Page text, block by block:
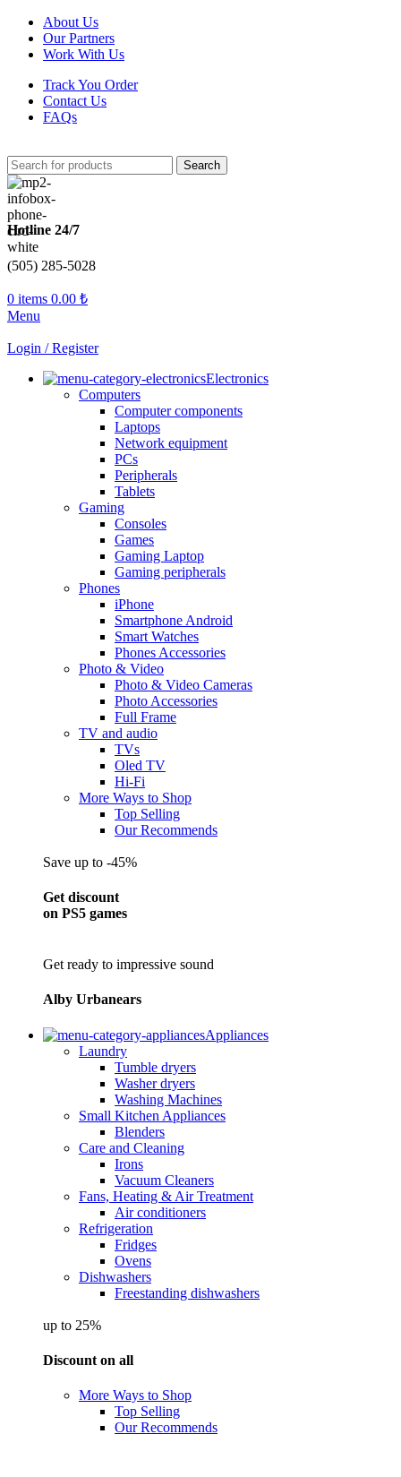
About Us
Our Partners
Work With Us
Track You Order
Contact Us
FAQs
Search
Hotline 24/7
(505) 285-5028
0 items 0.00 ₺
Menu
Login / Register
Electronics
Computers
Computer components
Laptops
Network equipment
PCs
Peripherals
Tablets
Gaming
Consoles
Games
Gaming Laptop
Gaming peripherals
Phones
iPhone
Smartphone Android
Smart Watches
Phones Accessories
Photo & Video
Photo & Video Cameras
Photo Accessories
Full Frame
TV and audio
TVs
Oled TV
Hi-Fi
More Ways to Shop
Top Selling
Our Recommends
Save up to -45%
Get discount
on PS5 games
Get ready to impressive sound
Alby Urbanears
Appliances
Laundry
Tumble dryers
Washer dryers
Washing Machines
Small Kitchen Appliances
Blenders
Care and Cleaning
Irons
Vacuum Cleaners
Fans, Heating & Air Treatment
Air conditioners
Refrigeration
Fridges
Ovens
Dishwashers
Freestanding dishwashers
up to 25%
Discount on all
More Ways to Shop
Top Selling
Our Recommends